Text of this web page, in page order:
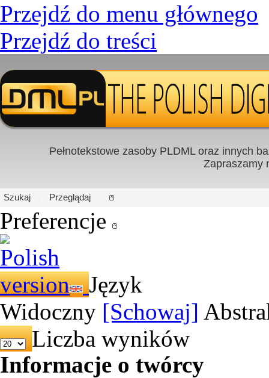
Przejdź do menu głównego
Przejdź do treści
PL|EN
Pełnotekstowe zasoby PLDML oraz innych
Zapraszamy
Szukaj Przeglądaj
Preferencje
Język
Widoczny [Schowaj]
Liczba wyników
Informacje o twórcy